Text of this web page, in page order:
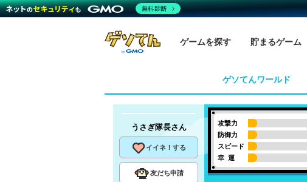
ゲームを探す 貯まるゲーム
ゲソてんワールド
うさぎ隊長さん
イイネ！する
友だち申請
攻撃力
防御力
スピード
幸 運
無料診断